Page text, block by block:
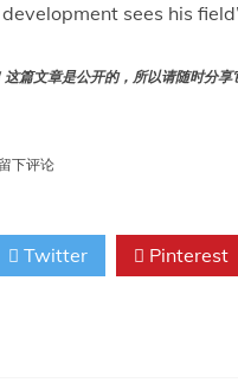
sees his
这篇文章是公开的，所以请随时分
下评论
Twitter Pinterest